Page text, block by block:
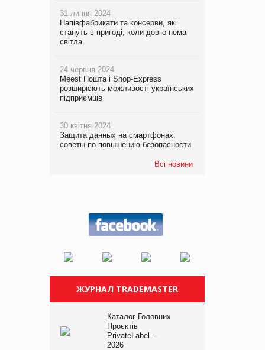
31 липня 2024
Напівфабрикати та консерви, які
стануть в пригоді, коли довго нема
світла
24 червня 2024
Meest Пошта і Shop-Express
розширюють можливості українських
підприємців
30 квітня 2024
Защита данных на смартфонах:
советы по повышению безопасности
Всі новини
ЖУРНАЛ TRADEMASTER
Каталог Головних
Проєктів
PrivateLabel –
2026